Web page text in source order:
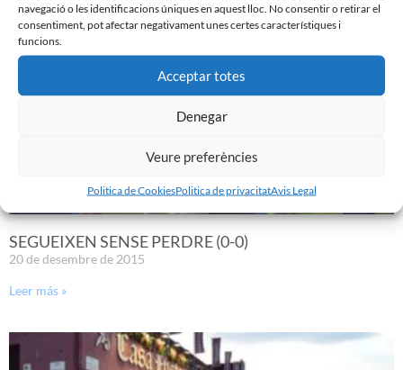
navegació o les identificacions úniques en aquest lloc. No consentir o retirar el
consentiment, pot afectar negativament unes certes característiques i
funcions.
Acceptar totes
Denegar
Veure preferències
Politica de CookiesPolitica de privacitatAvis Legal
SEGUEIXEN SENSE PERDRE (0-0)
20 de desembre de 2015
Leer más »